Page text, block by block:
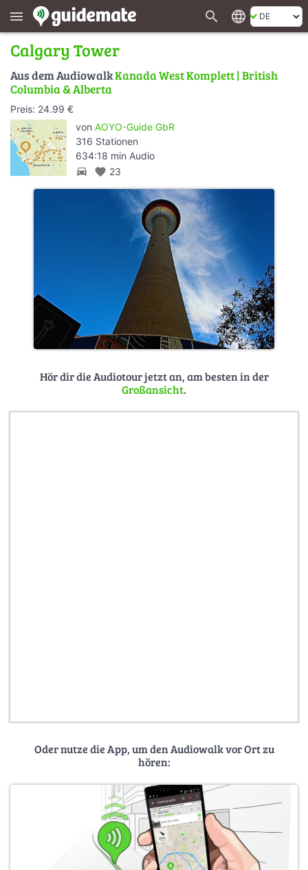
menu search language
Calgary Tower
Aus dem AudiowalkKanada West Komplett | British
Columbia & Alberta
Preis: 24.99 €
von AOYO-Guide GbR
316 Stationen
634:18 min Audio
directions_car favorite 23
Hör dir die Audiotour jetzt an, am besten in der
Großansicht.
Oder nutze die App, um den Audiowalk vor Ort zu
hören: